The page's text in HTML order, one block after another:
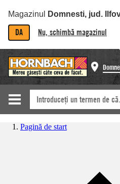
Magazinul Domnesti, jud.
DA Nu, schimbă magazinul
Pagină de start